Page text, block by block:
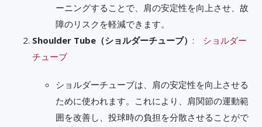
ーニングすることで、肩の安定性を向上させ、故
障のリスクを軽減できます。
Shoulder Tube（ショルダーチューブ） : ショルダー
チューブ
ショルダーチューブは、肩の安定性を向上させる
ために使われます。これにより、肩関節の運動範
囲を改善し、投球時の負担を分散させることがで